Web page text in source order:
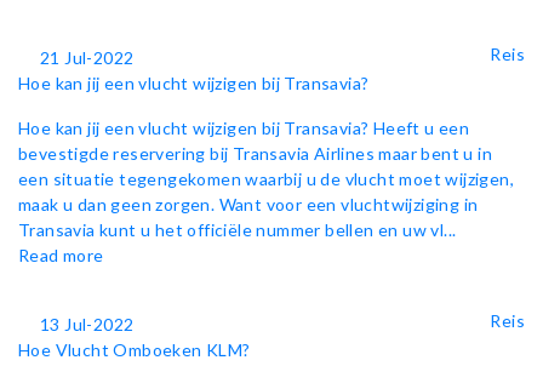
21 Jul-2022
Reis
Hoe kan jij een vlucht wijzigen bij Transavia?
Hoe kan jij een vlucht wijzigen bij Transavia? Heeft u een
bevestigde reservering bij Transavia Airlines maar bent u in
een situatie tegengekomen waarbij u de vlucht moet wijzigen,
maak u dan geen zorgen. Want voor een vluchtwijziging in
Transavia kunt u het officiële nummer bellen en uw vl...
Read more
13 Jul-2022
Reis
Hoe Vlucht Omboeken KLM?